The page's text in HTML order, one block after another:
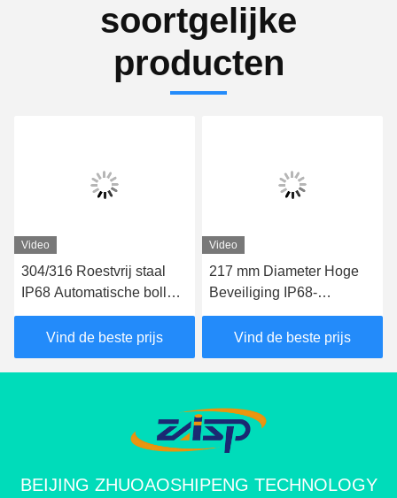
soortgelijke
producten
Video
304/316 Roestvrij staal
IP68 Automatische bollard
met een hoogte van 600-
1000 mm voor
hydraulische beveiliging
Vind de beste prijs
Video
217 mm Diameter Hoge
Beveiliging IP68-
gecertificeerde
Automatische Palen voor
Opritten en
Parkeerplaatsen
Vind de beste prijs
BEIJING ZHUOAOSHIPENG TECHNOLOGY